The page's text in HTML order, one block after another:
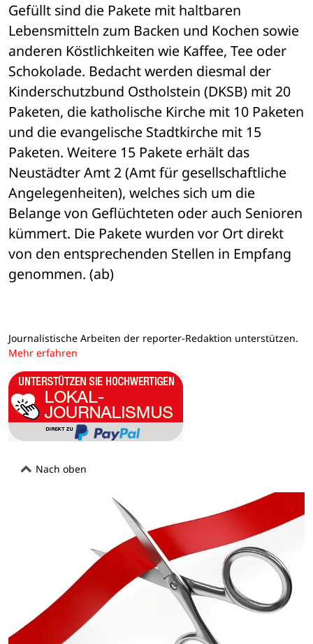
Gefüllt sind die Pakete mit haltbaren
Lebensmitteln zum Backen und Kochen sowie
anderen Köstlichkeiten wie Kaffee, Tee oder
Schokolade. Bedacht werden diesmal der
Kinderschutzbund Ostholstein (DKSB) mit 20
Paketen, die katholische Kirche mit 10 Paketen
und die evangelische Stadtkirche mit 15
Paketen. Weitere 15 Pakete erhält das
Neustädter Amt 2 (Amt für gesellschaftliche
Angelegenheiten), welches sich um die
Belange von Geflüchteten oder auch Senioren
kümmert. Die Pakete wurden vor Ort direkt
von den entsprechenden Stellen in Empfang
genommen. (ab)
Journalistische Arbeiten der reporter-Redaktion unterstützen.
Mehr erfahren
Nach oben